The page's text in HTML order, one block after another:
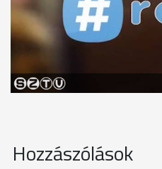
Hozzászólások